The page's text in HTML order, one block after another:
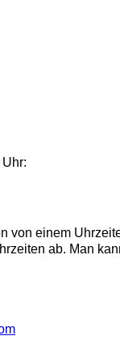
von einem
ab. Man